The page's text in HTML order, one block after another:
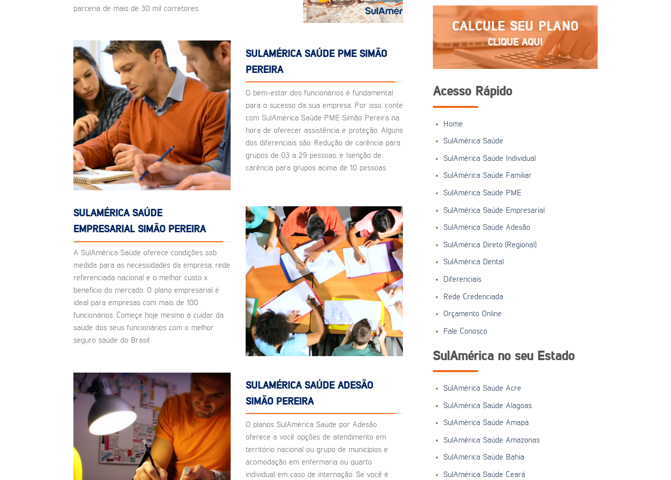
parceria de mais de 30 mil corretores.
SULAMÉRICA SAÚDE PME SIMÃO
PEREIRA
O bem-estar dos funcionários é fundamental
para o sucesso da sua empresa. Por isso, conte
com SulAmérica Saúde PME Simão Pereira na
hora de oferecer assistência e proteção. Alguns
dos diferenciais são: Redução de carência para
grupos de 03 a 29 pessoas, e Isenção de
carência para grupos acima de 10 pessoas.
SULAMÉRICA SAÚDE
EMPRESARIAL SIMÃO PEREIRA
A SulAmérica Saúde oferece condições sob
medida para as necessidades da empresa, rede
referenciada nacional e o melhor custo x
benefício do mercado. O plano empresarial é
ideal para empresas com mais de 100
funcionários. Começe hoje mesmo a cuidar da
saúde dos seus funcionários com o melhor
seguro saúde do Brasil.
SULAMÉRICA SAÚDE ADESÃO
SIMÃO PEREIRA
O planos SulAmérica Saúde por Adesão
oferece a você opções de atendimento em
território nacional ou grupo de municípios e
acomodação em enfermaria ou quarto
individual em caso de internação. Se você é
CALCULE SEU PLANO
CLIQUE AQUI
Acesso Rápido
Home
SulAmérica Saúde
SulAmérica Saúde Individual
SulAmérica Saúde Familiar
SulAmérica Saúde PME
SulAmérica Saúde Empresarial
SulAmérica Saúde Adesão
SulAmérica Direto (Regional)
SulAmérica Dental
Diferenciais
Rede Credenciada
Orçamento Online
Fale Conosco
SulAmérica no seu Estado
SulAmérica Saúde Acre
SulAmérica Saúde Alagoas
SulAmérica Saúde Amapá
SulAmérica Saúde Amazonas
SulAmérica Saúde Bahia
SulAmérica Saúde Ceará